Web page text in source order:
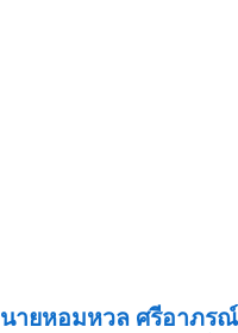
นายหอมหวล ศรีอาภรณ์